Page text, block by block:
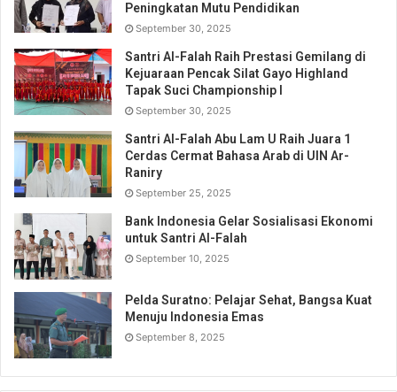
Peningkatan Mutu Pendidikan
September 30, 2025
Santri Al-Falah Raih Prestasi Gemilang di
Kejuaraan Pencak Silat Gayo Highland
Tapak Suci Championship I
September 30, 2025
Santri Al-Falah Abu Lam U Raih Juara 1
Cerdas Cermat Bahasa Arab di UIN Ar-
Raniry
September 25, 2025
Bank Indonesia Gelar Sosialisasi Ekonomi
untuk Santri Al-Falah
September 10, 2025
Pelda Suratno: Pelajar Sehat, Bangsa Kuat
Menuju Indonesia Emas
September 8, 2025